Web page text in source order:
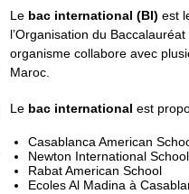
Le bac international (BI) est
l’Organisation du
organisme collabore avec
Maroc.
Le bac international est
Casablanca American
Newton International
Rabat American School
Ecoles Al Madina à